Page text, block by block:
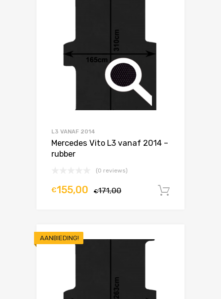
L3 VANAF 2014
Mercedes Vito L3 vanaf 2014 –
rubber
(0 reviews)
€171,00
€155,00
AANBIEDING!